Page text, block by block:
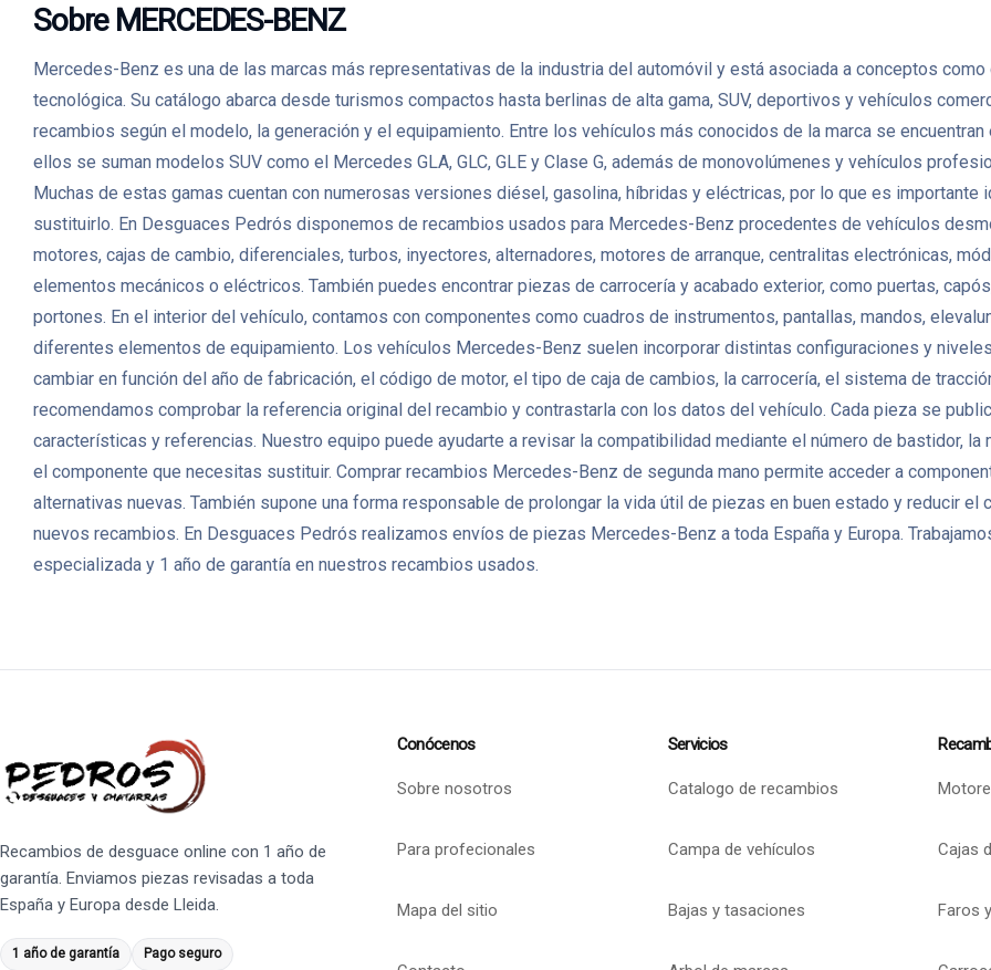
Sobre MERCEDES-BENZ
Mercedes-Benz es una de las marcas más representativas de la industria del automóvil y está asociada a conceptos
tecnológica. Su catálogo abarca desde turismos compactos hasta berlinas de alta gama, SUV, deportivos y vehículos
recambios según el modelo, la generación y el equipamiento. Entre los vehículos más conocidos de la marca se
ellos se suman modelos SUV como el Mercedes GLA, GLC, GLE y Clase G, además de monovolúmenes y vehículos
Muchas de estas gamas cuentan con numerosas versiones diésel, gasolina, híbridas y eléctricas, por lo que es
sustituirlo. En Desguaces Pedrós disponemos de recambios usados para Mercedes-Benz procedentes de vehículos
motores, cajas de cambio, diferenciales, turbos, inyectores, alternadores, motores de arranque, centralitas electrónicas,
elementos mecánicos o eléctricos. También puedes encontrar piezas de carrocería y acabado exterior, como puertas,
portones. En el interior del vehículo, contamos con componentes como cuadros de instrumentos, pantallas, mandos,
diferentes elementos de equipamiento. Los vehículos Mercedes-Benz suelen incorporar distintas configuraciones y
cambiar en función del año de fabricación, el código de motor, el tipo de caja de cambios, la carrocería, el sistema de
recomendamos comprobar la referencia original del recambio y contrastarla con los datos del vehículo. Cada pieza se
características y referencias. Nuestro equipo puede ayudarte a revisar la compatibilidad mediante el número de bastidor,
el componente que necesitas sustituir. Comprar recambios Mercedes-Benz de segunda mano permite acceder a
alternativas nuevas. También supone una forma responsable de prolongar la vida útil de piezas en buen estado y reducir
nuevos recambios. En Desguaces Pedrós realizamos envíos de piezas Mercedes-Benz a toda España y Europa.
especializada y 1 año de garantía en nuestros recambios usados.
Recambios de desguace online con 1 año de
garantía. Enviamos piezas revisadas a toda
España y Europa desde Lleida.
1 año de garantía Pago seguro
Conócenos
Sobre nosotros
Para profecionales
Mapa del sitio
Servicios
Catalogo de recambios
Campa de vehículos
Bajas y tasaciones
Cajas
Faros